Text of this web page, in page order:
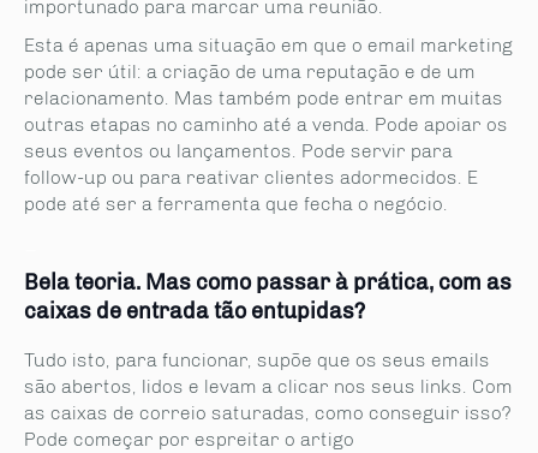
importunado para marcar uma reunião.
Esta é apenas uma situação em que o email marketing
pode ser útil: a criação de uma reputação e de um
relacionamento. Mas também pode entrar em muitas
outras etapas no caminho até a venda. Pode apoiar os
seus eventos ou lançamentos. Pode servir para
follow-up ou para reativar clientes adormecidos. E
pode até ser a ferramenta que fecha o negócio.
Bela teoria. Mas como passar à prática, com as
caixas de entrada tão entupidas?
Tudo isto, para funcionar, supõe que os seus emails
são abertos, lidos e levam a clicar nos seus links. Com
as caixas de correio saturadas, como conseguir isso?
Pode começar por espreitar o artigo